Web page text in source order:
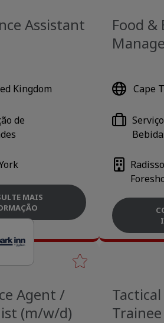
Assistant
Kingdom
de
MAIS
Food &
Cape
Agent /
(m/w/d)
Trainee